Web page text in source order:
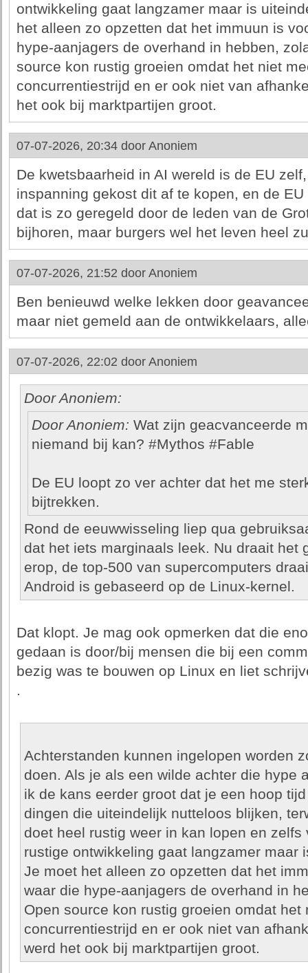
ontwikkeling gaat langzamer maar is
het alleen zo opzetten dat het immuun is
hype-aanjagers de overhand in hebben,
source kon rustig groeien omdat het niet
concurrentiestrijd en er ook niet van
het ook bij marktpartijen groot.
07-07-2026, 20:34 door Anoniem
De kwetsbaarheid in AI wereld is de EU
inspanning gekost dit af te kopen, en de
dat is zo geregeld door de leden van de
bijhoren, maar burgers wel het leven heel
07-07-2026, 21:52 door Anoniem
Ben benieuwd welke lekken door
maar niet gemeld aan de ontwikkelaars,
07-07-2026, 22:02 door Anoniem
Door Anoniem:
Door Anoniem: Wat zijn geacvanceerde
niemand bij kan? #Mythos #Fable
De EU loopt zo ver achter dat het me
bijtrekken.
Rond de eeuwwisseling liep qua
dat het iets marginaals leek. Nu draait het
erop, de top-500 van supercomputers
Android is gebaseerd op de Linux-kernel.
Dat klopt. Je mag ook opmerken dat die
gedaan is door/bij mensen die bij een
bezig was te bouwen op Linux en liet
.
Achterstanden kunnen ingelopen worden
doen. Als je als een wilde achter die hype
ik de kans eerder groot dat je een hoop
dingen die uiteindelijk nutteloos blijken,
doet heel rustig weer in kan lopen en
rustige ontwikkeling gaat langzamer maar
Je moet het alleen zo opzetten dat het
waar die hype-aanjagers de overhand in
Open source kon rustig groeien omdat het
concurrentiestrijd en er ook niet van
werd het ook bij marktpartijen groot.